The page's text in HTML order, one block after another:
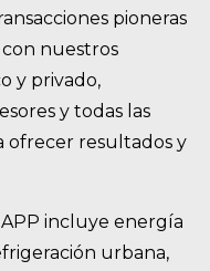
pioneras
con nuestros
y privado,
y todas las
ofrecer resultados y
incluye energía
urbana,